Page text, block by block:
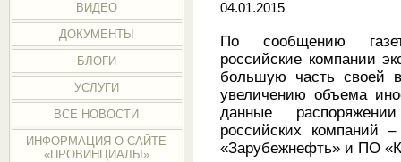
ВИДЕО
ДОКУМЕНТЫ
БЛОГИ
УСЛУГИ
ВСЕ НОВОСТИ
ИНФОРМАЦИЯ О САЙТЕ
«ПРОВИНЦИАЛЫ»
04.01.2015
По сообщению
российские компании
большую часть своей
увеличению объема
данные
российских компаний
«Зарубежнефть» и ПО